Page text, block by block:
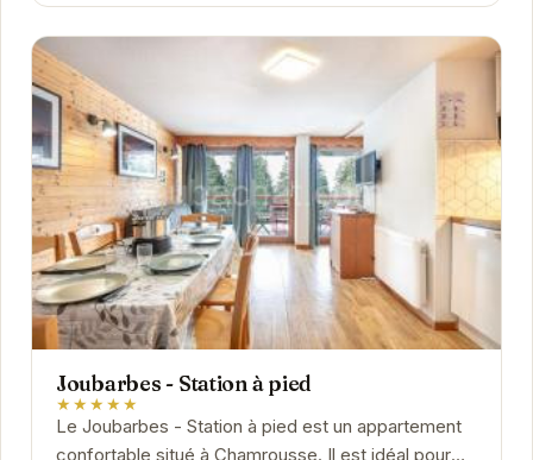
Joubarbes - Station à pied
★★★★★
Le Joubarbes - Station à pied est un appartement
confortable situé à Chamrousse. Il est idéal pour